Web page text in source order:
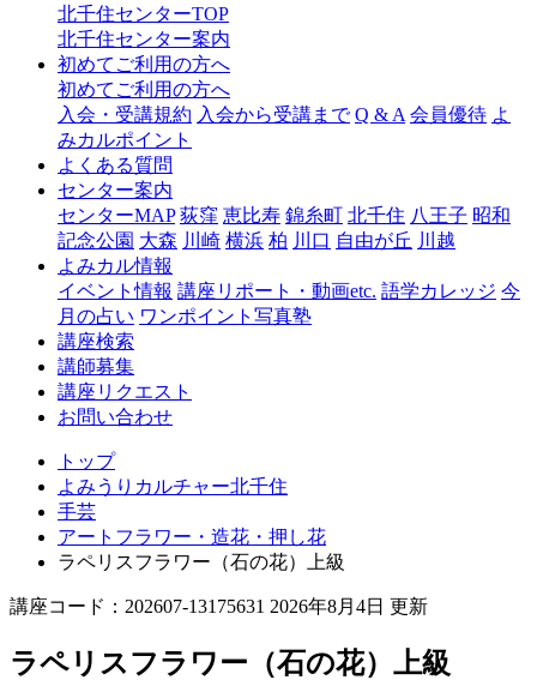
ャ
千
北千住センターTOP
北千住センター案内
初めてご利用の方へ
初めてご利用の方へ
入会・受講規約 入会から受講まで Q & A 会員優待 よ
みカルポイント
よくある質問
センター案内
センターMAP 荻窪 恵比寿 錦糸町 北千住 八王子 昭和
記念公園 大森 川崎 横浜 柏 川口 自由が丘 川越
よみカル情報
イベント情報 講座リポート・動画etc. 語学カレッジ 今
月の占い ワンポイント写真塾
講座検索
講師募集
講座リクエスト
お問い合わせ
トップ
よみうりカルチャー北千住
手芸
アートフラワー・造花・押し花
ラペリスフラワー（石の花）上級
講座コード：202607-13175631 2026年8月4日 更新
ラペリスフラワー（石の花）上級